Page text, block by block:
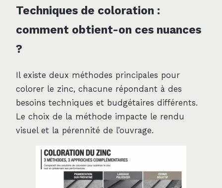
Techniques de coloration :
comment obtient-on ces nuances
?
Il existe deux méthodes principales pour
colorer le zinc, chacune répondant à des
besoins techniques et budgétaires différents.
Le choix de la méthode impacte le rendu
visuel et la pérennité de l’ouvrage.